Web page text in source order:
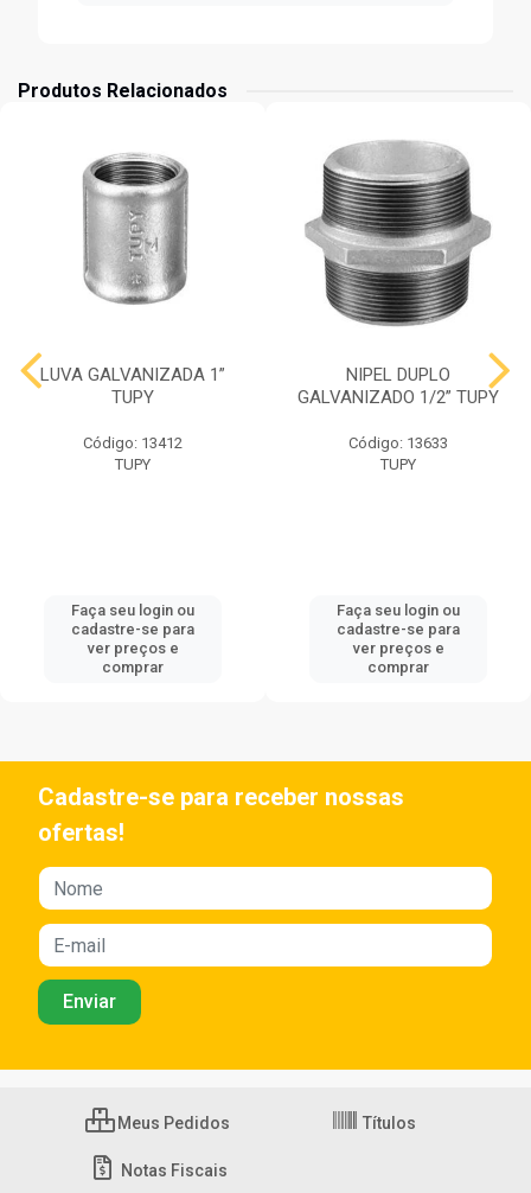
Produtos Relacionados
LUVA GALVANIZADA 1”
TUPY
Código: 13412
TUPY
Faça seu login ou
cadastre-se para
ver preços e
comprar
NIPEL DUPLO
GALVANIZADO 1/2” TUPY
Código: 13633
TUPY
Faça seu login ou
cadastre-se para
ver preços e
comprar
Cadastre-se para receber nossas
ofertas!
Meus Pedidos Títulos
Notas Fiscais